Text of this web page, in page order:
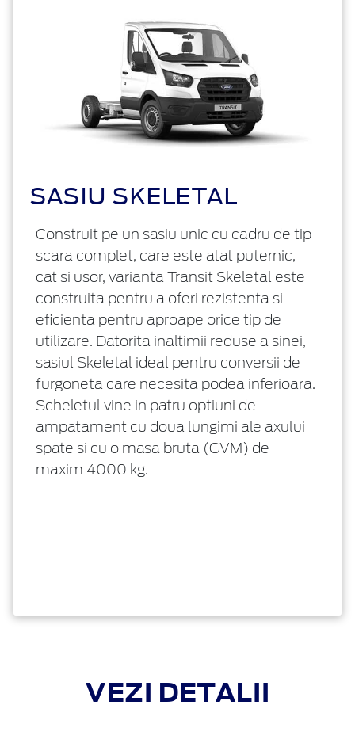
SASIU SKELETAL
Construit pe un sasiu unic cu cadru de tip
scara complet, care este atat puternic,
cat si usor, varianta Transit Skeletal este
construita pentru a oferi rezistenta si
eficienta pentru aproape orice tip de
utilizare. Datorita inaltimii reduse a sinei,
sasiul Skeletal ideal pentru conversii de
furgoneta care necesita podea inferioara.
Scheletul vine in patru optiuni de
ampatament cu doua lungimi ale axului
spate si cu o masa bruta (GVM) de
maxim 4000 kg.
VEZI DETALII